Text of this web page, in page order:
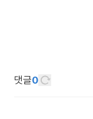
댓글0